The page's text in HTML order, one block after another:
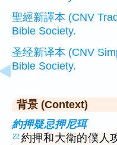
聖經新譯本 (CNV
Bible Society.
圣经新译本 (CNV
Bible Society.
背景 (Context)
約押疑忌押尼珥
22 約押和大衛的僕人